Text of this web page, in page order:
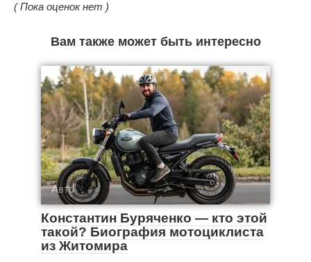
( Пока оценок нет )
Вам также может быть интересно
Авто
Константин Буряченко — кто этой
такой? Биография мотоциклиста
из Житомира